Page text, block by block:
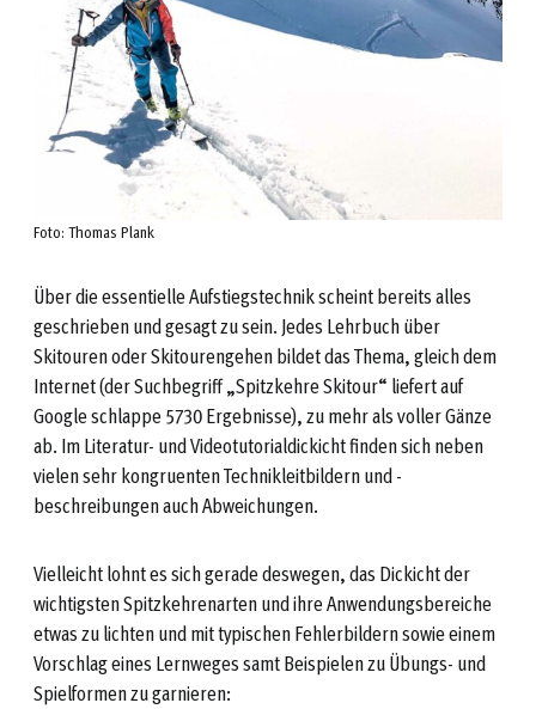
Foto: Thomas Plank
Über die essentielle Aufstiegstechnik scheint bereits alles
geschrieben und gesagt zu sein. Jedes Lehrbuch über
Skitouren oder Skitourengehen bildet das Thema, gleich dem
Internet (der Suchbegriff „Spitzkehre Skitour“ liefert auf
Google schlappe 5730 Ergebnisse), zu mehr als voller Gänze
ab. Im Literatur- und Videotutorialdickicht finden sich neben
vielen sehr kongruenten Technikleitbildern und -
beschreibungen auch Abweichungen.
Vielleicht lohnt es sich gerade deswegen, das Dickicht der
wichtigsten Spitzkehrenarten und ihre Anwendungsbereiche
etwas zu lichten und mit typischen Fehlerbildern sowie einem
Vorschlag eines Lernweges samt Beispielen zu Übungs- und
Spielformen zu garnieren: